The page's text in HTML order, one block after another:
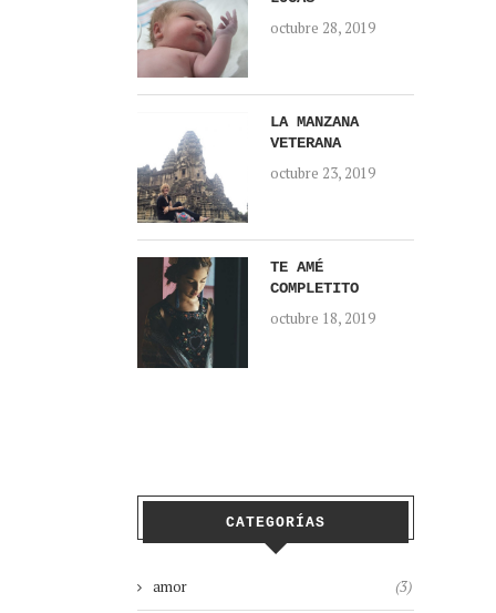
octubre 28, 2019
LA MANZANA
VETERANA
octubre 23, 2019
TE AMÉ
COMPLETITO
octubre 18, 2019
CATEGORÍAS
amor (3)